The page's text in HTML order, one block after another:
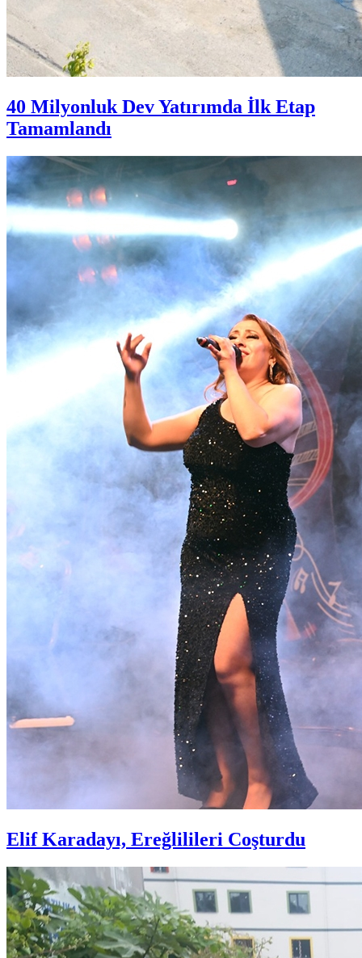
40 Milyonluk Dev Yatırımda İlk Etap
Tamamlandı
Elif Karadayı, Ereğlilileri Coşturdu